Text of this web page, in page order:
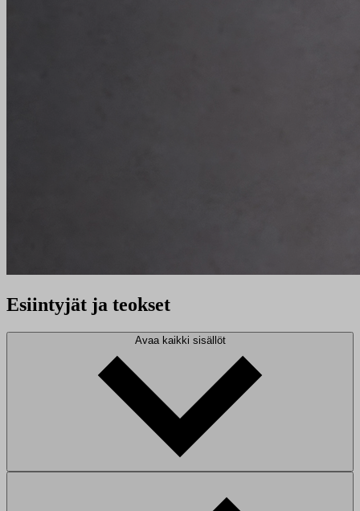
Esiintyjät ja teokset
Avaa kaikki sisällöt